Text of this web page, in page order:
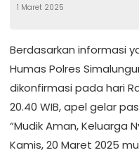
1446 H
1 Maret 2025
Berdasarkan informasi
Humas Polres
dikonfirmasi pada hari
20.40 WIB, apel gelar
“Mudik Aman, Keluarga
Kamis, 20 Maret 2025